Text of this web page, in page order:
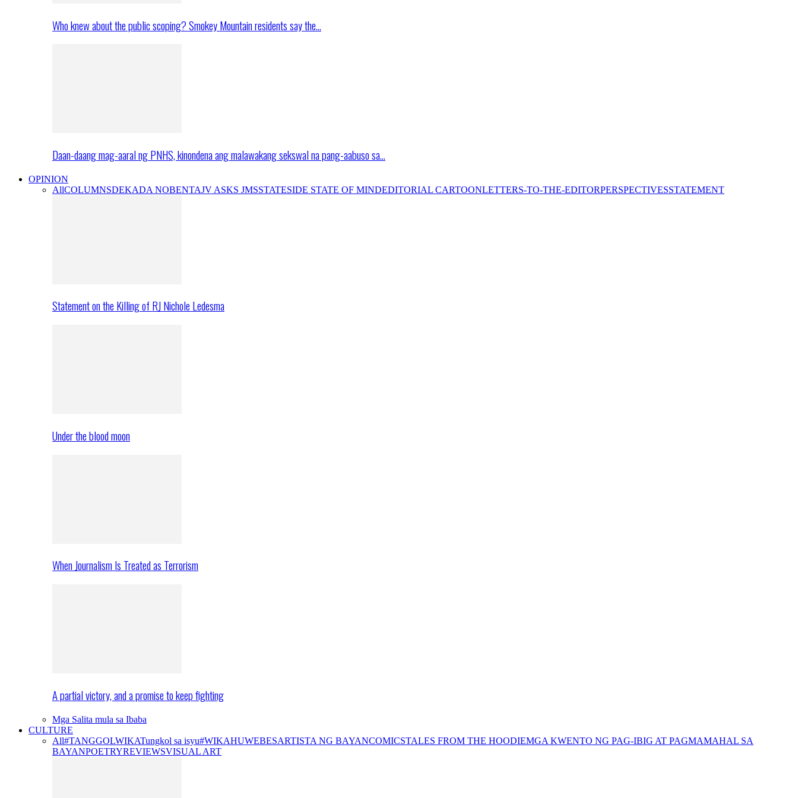
Who knew about the public scoping? Smokey Mountain residents say the…
Daan-daang mag-aaral ng PNHS, kinondena ang malawakang sekswal na pang-aabuso sa…
OPINION
AllCOLUMNSDEKADA NOBENTAJV ASKS JMSSTATESIDE STATE OF MINDEDITORIAL CARTOONLETTERS-TO-THE-EDITORPERSPECTIVESSTATEMENT
Statement on the Killing of RJ Nichole Ledesma
Under the blood moon
When Journalism Is Treated as Terrorism
A partial victory, and a promise to keep fighting
Mga Salita mula sa Ibaba
CULTURE
All#TANGGOLWIKATungkol sa isyu#WIKAHUWEBESARTISTA NG BAYANCOMICSTALES FROM THE HOODIEMGA KWENTO NG PAG-IBIG AT PAGMAMAHAL SA
BAYANPOETRYREVIEWSVISUAL ART